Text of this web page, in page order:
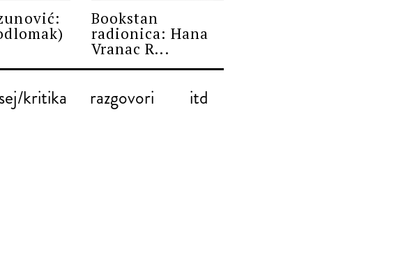
Bookstan
radionica: Hana
Vranac R...
kritika razgovori itd